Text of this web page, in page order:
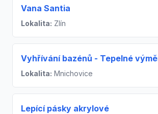
Vana Santia
Lokalita: Zlín
Vyhřívání bazénů - Tepelné
Lokalita: Mnichovice
Lepící pásky akrylové